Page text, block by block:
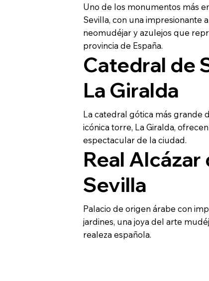
Uno de los monumentos más
Sevilla, con una impresionante
neomudéjar y azulejos que
provincia de España.
La catedral gótica más grande
icónica torre, La Giralda,
espectacular de la ciudad.
Catedral de
La Giralda
Palacio de origen árabe con
jardines, una joya del arte
realeza española.
Real Alcázar
Sevilla